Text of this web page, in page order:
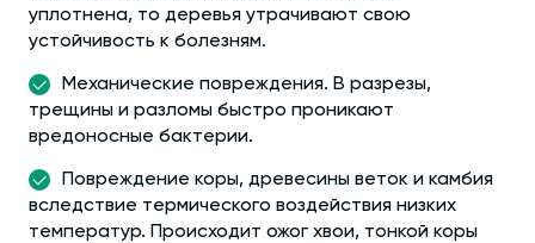
уплотнена, то деревья утрачивают свою
устойчивость к болезням.
Механические повреждения. В разрезы,
трещины и разломы быстро проникают
вредоносные бактерии.
Повреждение коры, древесины веток и камбия
вследствие термического воздействия низких
температур. Происходит ожог хвои, тонкой коры